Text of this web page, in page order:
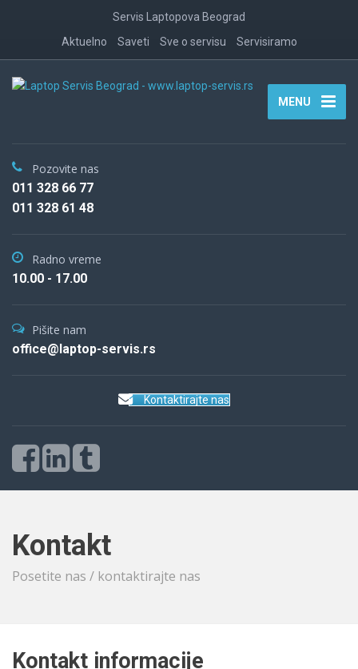
Servis Laptopova Beograd
Aktuelno
Saveti Sve o servisu Servisiramo
MENU
Pozovite nas
011 328 66 77
011 328 61 48
Radno vreme
10.00 - 17.00
Pišite nam
office@laptop-servis.rs
Kontaktirajte nas
Kontakt
Posetite nas / kontaktirajte nas
Kontakt informacije